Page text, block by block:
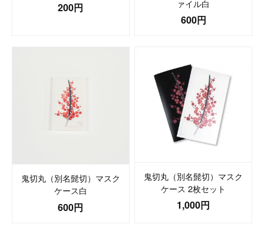
200円
ァイル白
600円
鬼切丸（別名髭切）マスク
ケース白
600円
鬼切丸（別名髭切）マスク
ケース 2枚セット
1,000円